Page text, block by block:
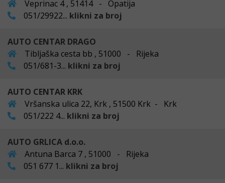
Veprinac 4 , 51414 - Opatija
051/29922... klikni za broj
AUTO CENTAR DRAGO
Tibljaška cesta bb , 51000 - Rijeka
051/681-3... klikni za broj
AUTO CENTAR KRK
Vršanska ulica 22, Krk , 51500 Krk - Krk
051/222 4... klikni za broj
AUTO GRLICA d.o.o.
Antuna Barca 7 , 51000 - Rijeka
051 677 1... klikni za broj